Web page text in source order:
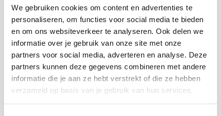
We gebruiken cookies om content en advertenties te
personaliseren, om functies voor social media te bieden
en om ons websiteverkeer te analyseren. Ook delen we
informatie over je gebruik van onze site met onze
partners voor social media, adverteren en analyse. Deze
partners kunnen deze gegevens combineren met andere
informatie die je aan ze hebt verstrekt of die ze hebben
verzameld op basis van je gebruik van hun services.
goed verdedigende ploeg speelde. Dit omdat er 'slechts'
19 passes uit deze zone op het veld werden gegeven.
thuis tegen de kampioen van Engeland 18.
Vaker zocht Ajax de ruimte tussen het centrum en de
flank: de halfspaces. De aanvallende veldbezetting kon
met een beetje fantasie 3-1-6 genoemd worden,